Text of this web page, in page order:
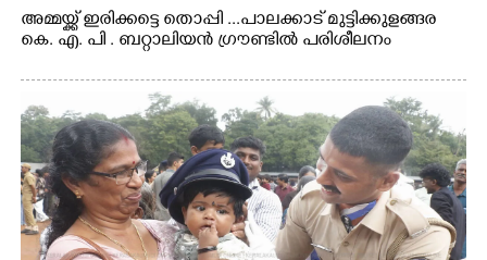
അമ്മയ്ക്ക് ഇരിക്കട്ടെ തൊപ്പി ...പാലക്കാട് മുട്ടിക്കുളങ്ങര
കെ. എ. പി . ബറ്റാലിയൻ ഗ്രൗണ്ടിൽ പരിശീലനം